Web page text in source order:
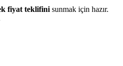
fiyat teklifini sunmak için hazır.